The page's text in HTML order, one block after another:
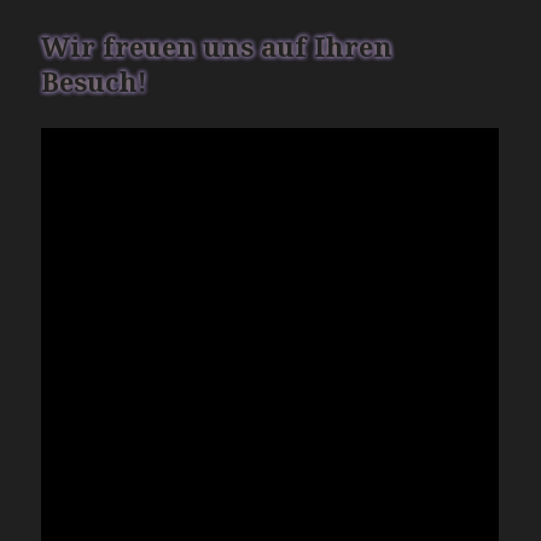
Wir freuen uns auf Ihren
Besuch!